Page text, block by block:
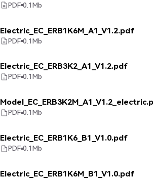
PDF 0.1Mb
Electric_EC_ERB1K6M_A1_V1.2.pdf
PDF 0.1Mb
Electric_EC_ERB3K2_A1_V1.2.pdf
PDF 0.1Mb
PDF 0.1Mb
Electric_EC_ERB1K6_B1_V1.0.pdf
PDF 0.1Mb
Electric_EC_ERB1K6M_B1_V1.0.pdf